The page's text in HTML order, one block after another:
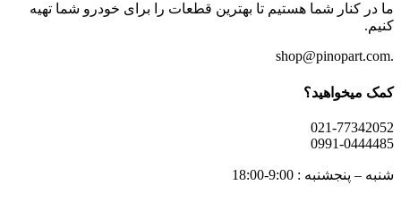
ما در کنار شما هستیم تا بهترین قطعات را برای خودرو شما تهیه
کنیم.
.shop@pinopart.com
کمک میخواهید؟
021-77342052
0991-0444485
شنبه – پنجشنبه : 9:00-18:00